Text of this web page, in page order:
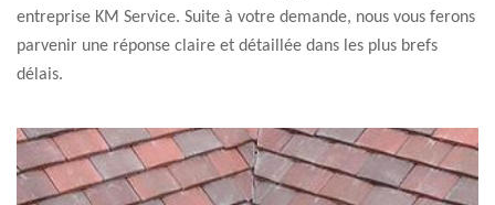
entreprise KM Service. Suite à votre demande, nous vous ferons
parvenir une réponse claire et détaillée dans les plus brefs
délais.